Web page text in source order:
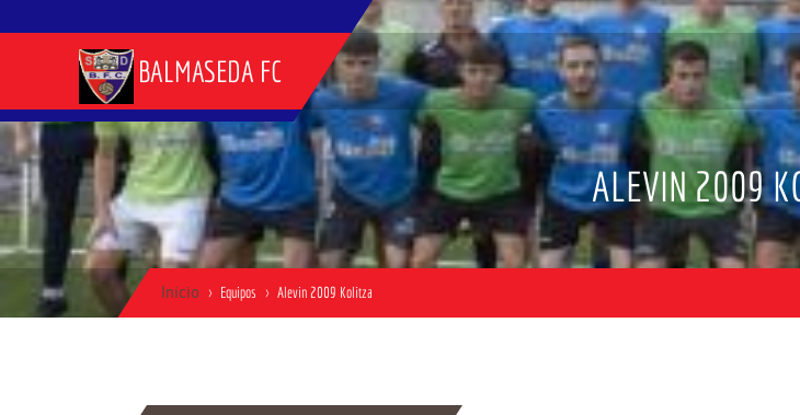
BALMASEDA FC
ALEVIN 2009
Inicio Equipos Alevin 2009 Kolitza